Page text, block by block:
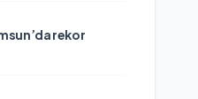
rekor